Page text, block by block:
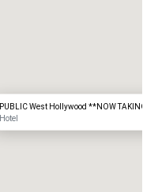
PUBLIC West Hollywood **NOW TAKING
Hotel